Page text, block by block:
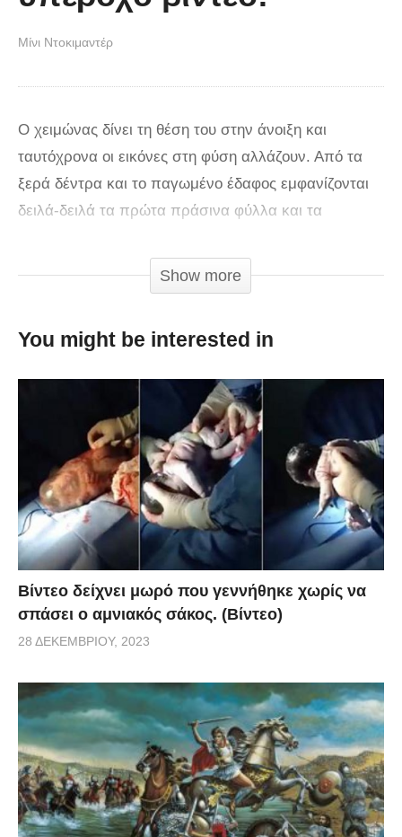
βάθος
Μίνι Ντοκιμαντέρ
Ο χειμώνας δίνει τη θέση του στην άνοιξη και
ταυτόχρονα οι εικόνες στη φύση αλλάζουν. Από τα
ξερά δέντρα και το παγωμένο έδαφος εμφανίζονται
δειλά-δειλά τα πρώτα πράσινα φύλλα και τα
Ο φωτογράφος απαθανάτισε την αλλαγή αυτή της
ζωής τη φύση και μας παρουσιάζει καρέ-καρέ την
πάγο και το χιόνι…
Show more
You might be interested in
Βίντεο δείχνει μωρό που γεννήθηκε χωρίς να
σπάσει ο αμνιακός σάκος. (Βίντεο)
28 ΔΕΚΕΜΒΡΊΟΥ, 2023